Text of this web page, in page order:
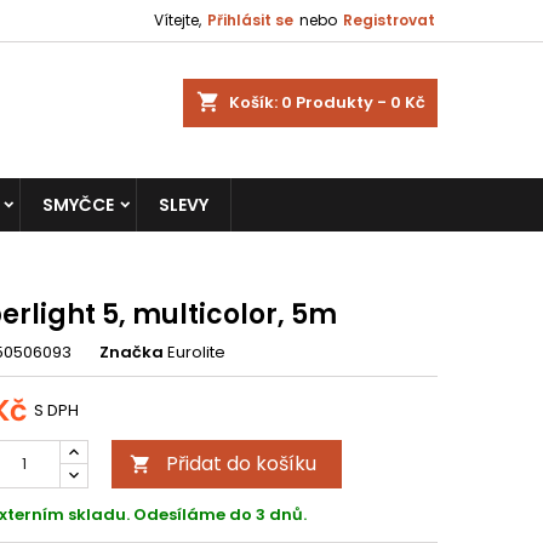
Vítejte, Přihlásit se nebo Registrovat
shopping_cart Košík: 0 Produkty - 0 Kč
SMYČCE SLEVY
5, multicolor, 5m
Značka Eurolite
S DPH
 Přidat do košíku
skladu. Odesíláme do 3 dnů.